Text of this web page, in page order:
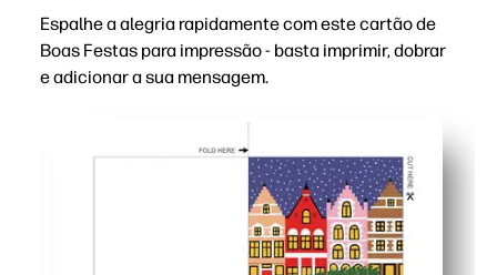
Espalhe a alegria rapidamente com este cartão de
Boas Festas para impressão - basta imprimir, dobrar
e adicionar a sua mensagem.
Preparação zero - pronto em minutos a partir da sua
Toque pessoal - as crianças podem colorir, rabiscar
Imprima o que precisa - perfeito para colegas de
Prático para dias ocupados - ideal para saudações de